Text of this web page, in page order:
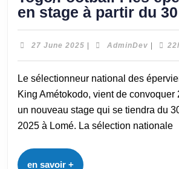
en stage à partir du
27 June 2025 | AdminDev |
Le sélectionneur national des éperviers U20, Messan
King Amétokodo, vient de convoquer
un nouveau stage qui se tiendra du
2025 à Lomé. La sélection nationale
en savoir +